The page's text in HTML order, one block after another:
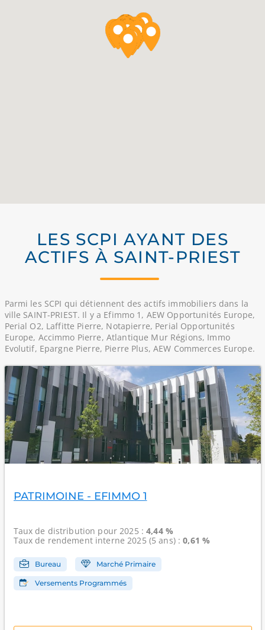
LES SCPI AYANT DES
ACTIFS À SAINT-PRIEST
Parmi les SCPI qui détiennent des actifs immobiliers dans la
ville SAINT-PRIEST. Il y a Efimmo 1, AEW Opportunités Europe,
Perial O2, Laffitte Pierre, Notapierre, Perial Opportunités
Europe, Accimmo Pierre, Atlantique Mur Régions, Immo
Evolutif, Epargne Pierre, Pierre Plus, AEW Commerces Europe.
PATRIMOINE - EFIMMO 1
Taux de distribution pour 2025 :4,44 %
Taux de rendement interne2025 (5 ans) :0,61 %
Bureau Marché Primaire
Versements Programmés